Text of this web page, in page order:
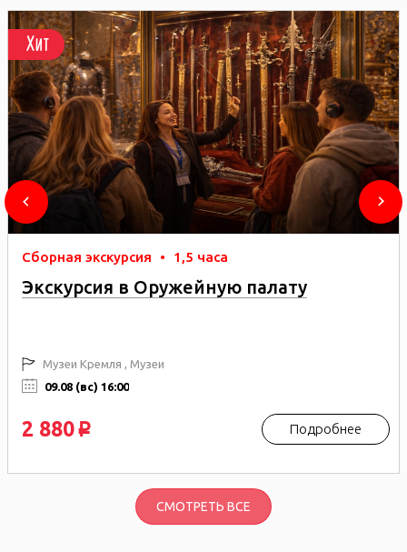
Хит
Сборная экскурсия • 1,5 часа
Экскурсия в Оружейную палату
Музеи Кремля , Музеи
09.08 (вс) 16:00
2 880 p Подробнее
СМОТРЕТЬ ВСЕ